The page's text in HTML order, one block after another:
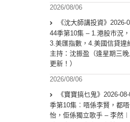
2026/08/06
《沈大師講投資》2026-
44季第10集 – 1.港股市況，
3.美匯指數，4.美國信貸違
主持：沈振盈（逢星期三
更新！）
2026/08/06
《寶寶搞乜鬼》2026-
季第10集︰唔係李賢，都
怡，佢係獨立歌手 – 李然